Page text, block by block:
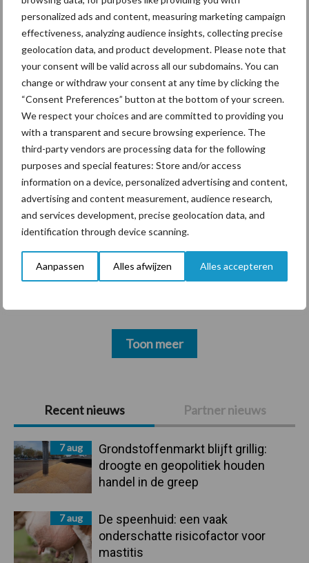
personalized ads and content, measuring marketing campaign
effectiveness, analyzing audience insights, collecting precise
geolocation data, and product development. Please note that
your consent will be valid across all our subdomains. You can
change or withdraw your consent at any time by clicking the
“Consent Preferences” button at the bottom of your screen.
We respect your choices and are committed to providing you
with a transparent and secure browsing experience. The
third-party vendors are processing data for the following
purposes and special features: Store and/or access
information on a device, personalized advertising and content,
advertising and content measurement, audience research,
and services development, precise geolocation data, and
identification through device scanning.
Aanpassen Alles afwijzen Alles accepteren
Primaire
Sidebar
Recent nieuws Partner nieuws
7 aug
Grondstoffenmarkt blijft grillig:
droogte en geopolitiek houden
handel in de greep
7 aug
De speenhuid: een vaak
onderschatte risicofactor voor
mastitis
ForFarmers ziet volume en
marktaandeel groeien in
krimpende Nederlandse
markt
Themapagina's
Diergezondheid Bemesting Fokkerij
Beregening Bijproducten
Toon meer